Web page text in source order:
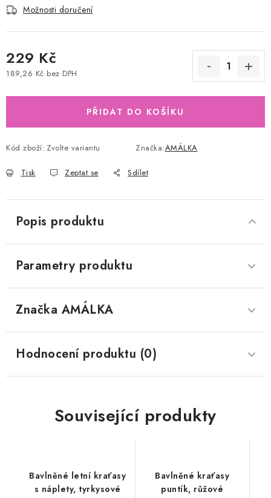
Možnosti doručení
229 Kč
189,26 Kč bez DPH
PŘIDAT DO KOŠÍKU
Kód zboží: Zvolte variantu Značka:AMÁLKA
Tisk Zeptat se Sdílet
Popis produktu
Parametry produktu
Značka AMÁLKA
Hodnocení produktu (0)
Související produkty
Bavlněné letní kraťasy
s náplety, tyrkysové
Bavlněné kraťasy
puntík, růžové